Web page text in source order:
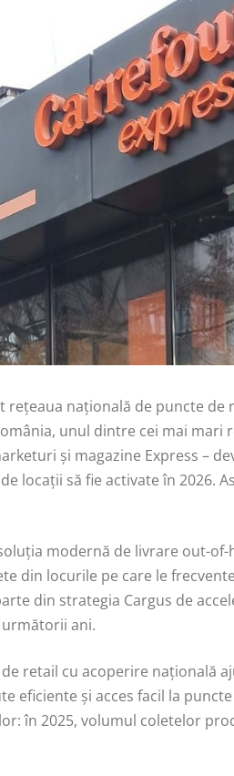
rețeaua națională de puncte
unul dintre cei mai mari
și magazine Express –
locații să fie activate în 2026.
soluția modernă de livrare out-
din locurile pe care le
din strategia Cargus de
ani.
retail cu acoperire națională
eficiente și acces facil la
în 2025, volumul coletelor